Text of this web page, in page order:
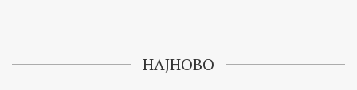
НАЈНОВО